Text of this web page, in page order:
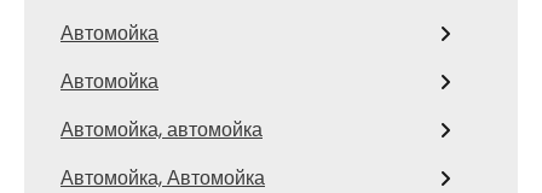
Автомойка
Автомойка
Автомойка, автомойка
Автомойка, Автомойка